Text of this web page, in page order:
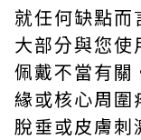
就任何缺點而
大部分與您使
佩戴不當有關
緣或核心周圍
脫垂或皮膚刺